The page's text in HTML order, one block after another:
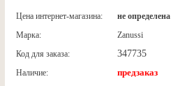
Цена интернет-магазина:
не определена
Марка:
Zanussi
Код для заказа:
347735
Наличие: предзаказ